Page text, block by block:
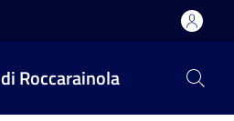
Roccarainola